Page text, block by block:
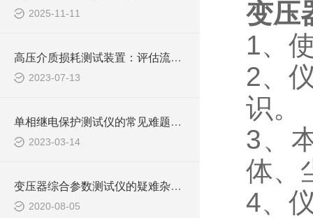
2025-11-11
高压介质损耗测试装置：评估流体输送过程中的能量损失
2023-07-13
单相继电保护测试仪的常见难题教你几招搞定！
2023-03-14
变压器综合参数测试仪的疑难杂症如何“*”？
2020-08-05
变压
1、
2、
识。
3、
体、
4、